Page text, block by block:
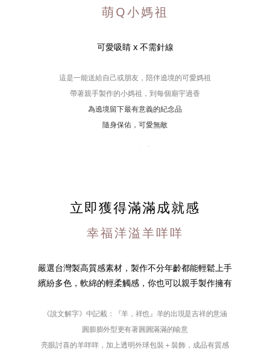
萌Q小媽祖
可愛吸睛 x 不需針線
這是一能送給自己或朋友，陪伴遶境的可愛媽祖
帶著親手製作的小媽祖，到每個廟宇過香
為遶境留下最有意義的紀念品
隨身保佑，可愛無敵
立即獲得滿滿成就感
幸福洋溢羊咩咩
嚴選台灣製高質感素材，製作不分年齡都能輕鬆上手
繽紛多色，軟綿的輕柔觸感，你也可以親手製作擁有
《說文解字》中記載：『羊，祥也』羊的出現是吉祥的意涵
圓膨膨外型更有著圓圓滿滿的喻意
亮眼討喜的羊咩咩，加上透明外球包裝＋裝飾，成品有質感